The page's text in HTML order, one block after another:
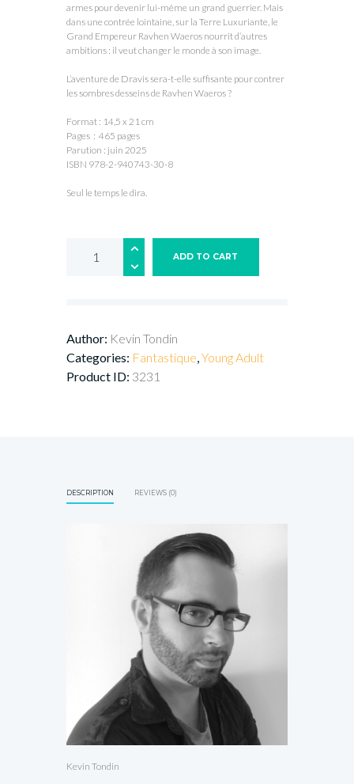
armes pour devenir lui-même un grand guerrier. Mais
dans une contrée lointaine, sur la Terre Luxuriante, le
Grand Empereur Ravhen Waeros nourrit d’autres
ambitions : il veut changer le monde à son image.
L’aventure de Dravis sera-t-elle suffisante pour contrer
les sombres desseins de Ravhen Waeros ?
Format : 14,5 x 21 cm
Pages : 465 pages
Parution : juin 2025
ISBN 978-2-940743-30-8
Seul le temps le dira.
ADD TO CART
Author: Kevin Tondin
Categories: Fantastique,Young Adult
Product ID: 3231
DESCRIPTION REVIEWS (0)
Kevin Tondin